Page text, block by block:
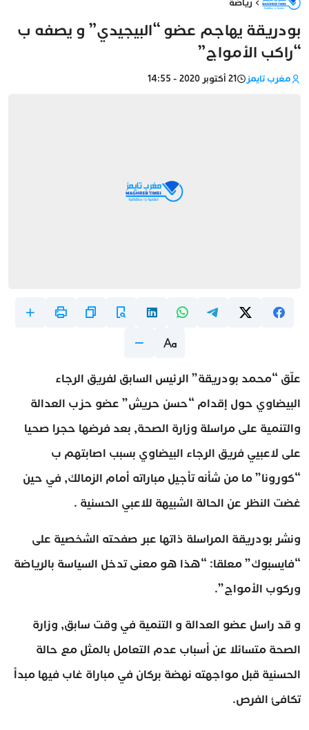
رياضة
بودريقة يهاجم عضو “البيجيدي” و يصفه ب
“راكب الأمواج”
مغرب تايمز 21 أكتوبر 2020 - 14:55
علّق “محمد بودريقة” الرئيس السابق لفريق الرجاء
البيضاوي حول إقدام “حسن حريش” عضو حزب العدالة
والتنمية على مراسلة وزارة الصحة, بعد فرضها حجرا صحيا
على لاعبيي فريق الرجاء البيضاوي بسبب اصابتهم ب
“كورونا” ما من شأنه تأجيل مباراته أمام الزمالك, في حين
غضت النظر عن الحالة الشبيهة للاعبي الحسنية .
ونشر بودريقة المراسلة ذاتها عبر صفحته الشخصية على
“فايسبوك” معلقا: “هذا هو معنى تدخل السياسة بالرياضة
وركوب الأمواج”.
و قد راسل عضو العدالة و التنمية في وقت سابق, وزارة
الصحة متسائلا عن أسباب عدم التعامل بالمثل مع حالة
الحسنية قبل مواجهته نهضة بركان في مباراة غاب فيها مبدأ
تكافئ الفرص.